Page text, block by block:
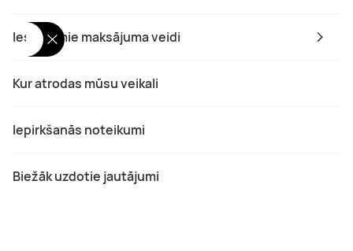
Iespējamie maksājuma veidi
Kur atrodas mūsu veikali
Iepirkšanās noteikumi
Biežāk uzdotie jautājumi